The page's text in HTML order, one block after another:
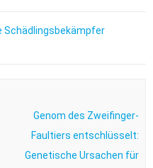
Schädlingsbekämpfer
Genom des Zweifinger-
Faultiers entschlüsselt:
Genetische Ursachen für